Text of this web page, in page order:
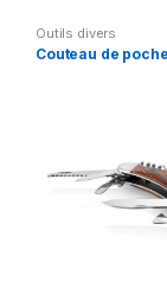
Outils divers
Couteau de poche